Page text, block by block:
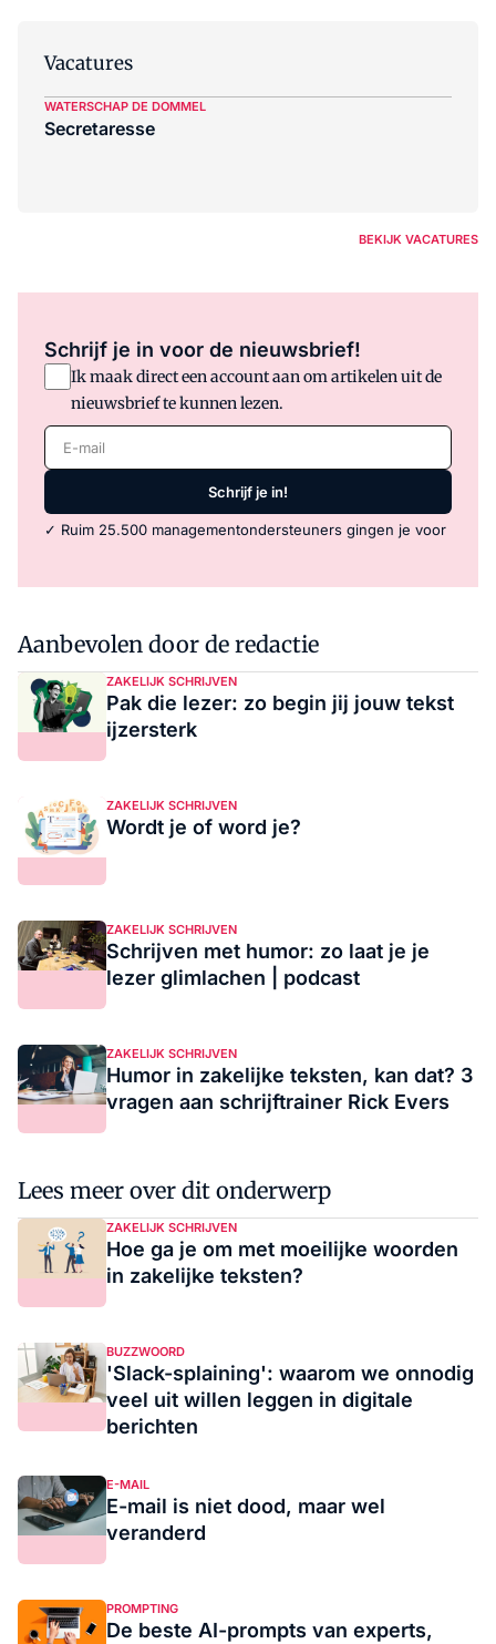
Vacatures
WATERSCHAP DE DOMMEL
Secretaresse
BEKIJK VACATURES
Schrijf je in voor de nieuwsbrief!
Ik maak direct een account aan om artikelen uit de
nieuwsbrief te kunnen lezen.
E-mail
Schrijf je in!
✓ Ruim 25.500 managementondersteuners gingen je voor
Aanbevolen door de redactie
ZAKELIJK SCHRIJVEN
Pak die lezer: zo begin jij jouw tekst
ijzersterk
ZAKELIJK SCHRIJVEN
Wordt je of word je?
ZAKELIJK SCHRIJVEN
Schrijven met humor: zo laat je je
lezer glimlachen | podcast
ZAKELIJK SCHRIJVEN
Humor in zakelijke teksten, kan dat? 3
vragen aan schrijftrainer Rick Evers
Lees meer over dit onderwerp
ZAKELIJK SCHRIJVEN
Hoe ga je om met moeilijke woorden
in zakelijke teksten?
BUZZWOORD
'Slack-splaining': waarom we onnodig
veel uit willen leggen in digitale
berichten
E-MAIL
E-mail is niet dood, maar wel
veranderd
PROMPTING
De beste AI-prompts van experts,